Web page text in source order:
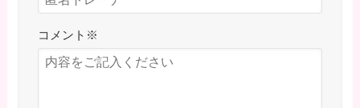
コメント ※